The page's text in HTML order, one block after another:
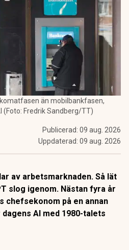
än mobilbankfasen,
Fredrik Sandberg/TT)
Publicerad: 09 aug. 2026
Uppdaterad: 09 aug. 2026
av arbetsmarknaden. Så lät
slog igenom. Nästan fyra år
chefsekonom på en annan
AI med 1980-talets